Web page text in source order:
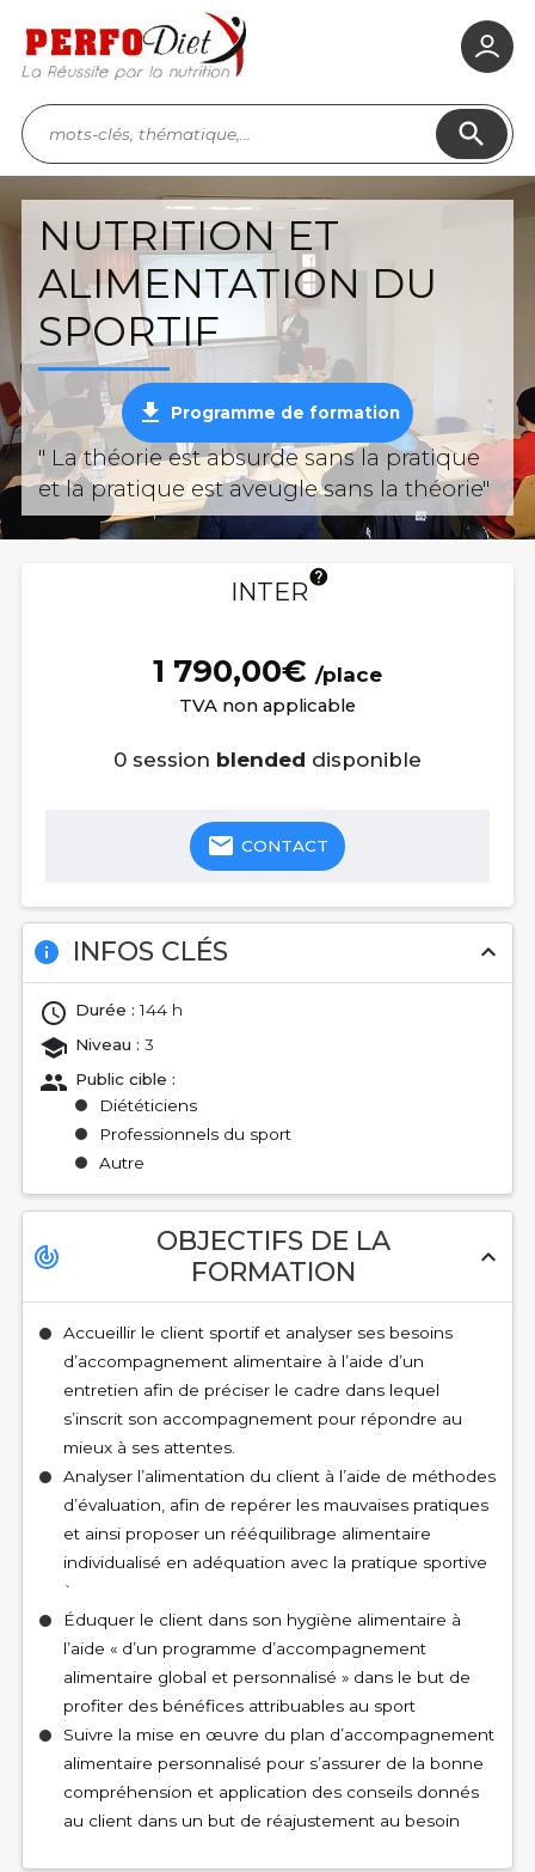
search
NUTRITION ET
ALIMENTATION DU
SPORTIF
get_app Programme de formation
" La théorie est absurde sans la pratique
et la pratique est aveugle sans la théorie"
info INFOS CLÉS expand_less
Durée :144 h
Niveau : 3
Public cible :
Diététiciens
Professionnels du sport
Autre
track_changes
OBJECTIFS DE LA
FORMATION
expand_less
Accueillir le client sportif et analyser ses besoins
d’accompagnement alimentaire à l’aide d’un
entretien afin de préciser le cadre dans lequel
s’inscrit son accompagnement pour répondre au
mieux à ses attentes.
Analyser l’alimentation du client à l’aide de méthodes
d’évaluation, afin de repérer les mauvaises pratiques
et ainsi proposer un rééquilibrage alimentaire
individualisé en adéquation avec la pratique sportive
`
Éduquer le client dans son hygiène alimentaire à
l’aide « d’un programme d’accompagnement
alimentaire global et personnalisé » dans le but de
profiter des bénéfices attribuables au sport
Suivre la mise en œuvre du plan d’accompagnement
alimentaire personnalisé pour s’assurer de la bonne
compréhension et application des conseils donnés
au client dans un but de réajustement au besoin
INTERhelp
1 790,00€ /place
TVA non applicable
0 session blended disponible
email CONTACT